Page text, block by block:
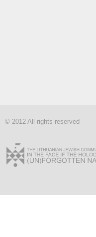
© 2012 All rights reserved